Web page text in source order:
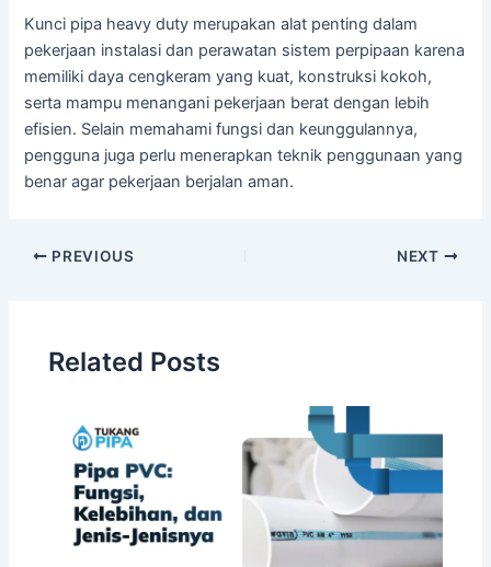
Kunci pipa heavy duty merupakan alat penting dalam
pekerjaan instalasi dan perawatan sistem perpipaan karena
memiliki daya cengkeram yang kuat, konstruksi kokoh,
serta mampu menangani pekerjaan berat dengan lebih
efisien. Selain memahami fungsi dan keunggulannya,
pengguna juga perlu menerapkan teknik penggunaan yang
benar agar pekerjaan berjalan aman.
PREVIOUS NEXT
Related Posts